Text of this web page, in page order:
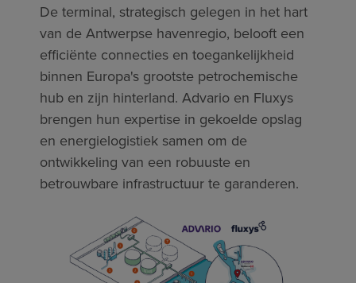
De terminal, strategisch gelegen in het hart
van de Antwerpse havenregio, belooft een
efficiënte connecties en toegankelijkheid
binnen Europa's grootste petrochemische
hub en zijn hinterland. Advario en Fluxys
brengen hun expertise in gekoelde opslag
en energielogistiek samen om de
ontwikkeling van een robuuste en
betrouwbare infrastructuur te garanderen.